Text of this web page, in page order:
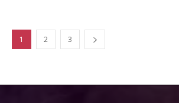
1 2 3